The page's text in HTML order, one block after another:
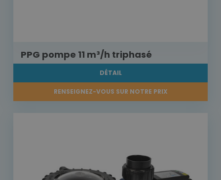
PPG pompe 11 m³/h triphasé
DÉTAIL
RENSEIGNEZ-VOUS SUR NOTRE PRIX